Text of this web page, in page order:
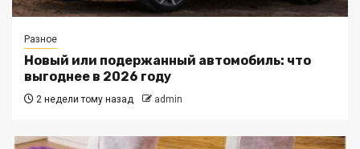
Разное
Новый или подержанный автомобиль: что
выгоднее в 2026 году
2 недели тому назад admin